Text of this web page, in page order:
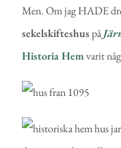
Men. Om jag HADE
sekelskifteshuspå
Historia Hemvarit